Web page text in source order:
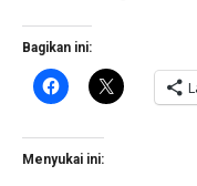
Bagikan ini:
Klik
untuk
Facebook(Membuka
di
jendela
Klik
untuk
berbagi
Menyukai ini: